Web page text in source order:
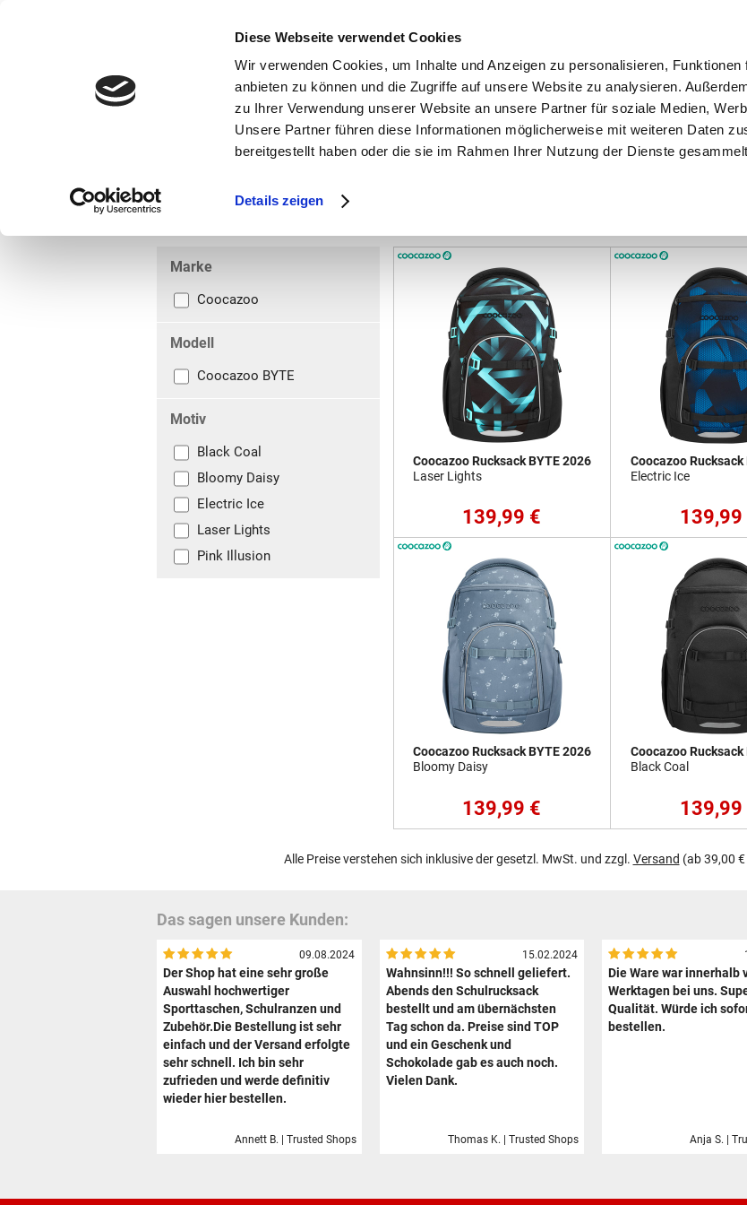
Diese Webseite verwendet Cookies
Wir verwenden Cookies, um Inhalte und Anzeigen zu personalisieren, Funktionen
anbieten zu können und die Zugriffe auf unsere Website zu analysieren.
zu Ihrer Verwendung unserer Website an unsere Partner für soziale Medien,
Unsere Partner führen diese Informationen möglicherweise mit weiteren Daten
bereitgestellt haben oder die sie im Rahmen Ihrer Nutzung der Dienste
Details zeigen
bestellen und ausdrucken
3 x täglich an Werktagen!
Marke
Coocazoo
Modell
Coocazoo BYTE
Motiv
Black Coal
Bloomy Daisy
Electric Ice
Laser Lights
Pink Illusion
Coocazoo Rucksack BYTE 2026
Laser Lights
139,99 €
Coocazoo Rucksack
Electric Ice
139,99
Coocazoo Rucksack BYTE 2026
Bloomy Daisy
139,99 €
Coocazoo Rucksack
Black Coal
139,99
Alle Preise verstehen sich inklusive der gesetzl. MwSt. und zzgl. Versand (ab 39,00
Das sagen unsere Kunden:
09.08.2024
Der Shop hat eine sehr große
Auswahl hochwertiger
Sporttaschen, Schulranzen und
Zubehör.Die Bestellung ist sehr
einfach und der Versand erfolgte
sehr schnell. Ich bin sehr
zufrieden und werde definitiv
wieder hier bestellen.
Annett B. | Trusted Shops
15.02.2024
Wahnsinn!!! So schnell geliefert.
Abends den Schulrucksack
bestellt und am übernächsten
Tag schon da. Preise sind TOP
und ein Geschenk und
Schokolade gab es auch noch.
Vielen Dank.
Thomas K. | Trusted Shops
Die Ware war innerhalb
Werktagen bei uns.
Qualität. Würde ich
bestellen.
Anja S. |